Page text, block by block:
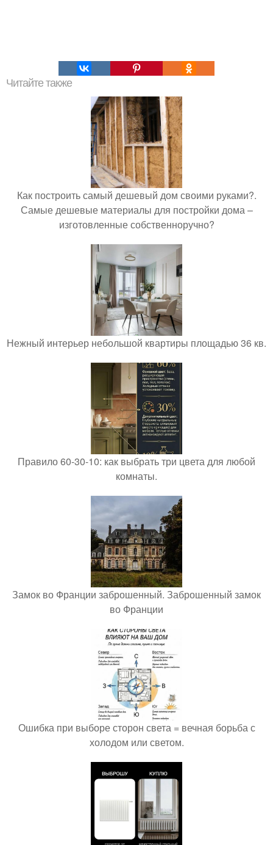
Читайте также
Как построить самый дешевый дом своими руками?.
Самые дешевые материалы для постройки дома –
изготовленные собственноручно?
Нежный интерьер небольшой квартиры площадью 36 кв.
Правило 60-30-10: как выбрать три цвета для любой
комнаты.
Замок во Франции заброшенный. Заброшенный замок
во Франции
Ошибка при выборе сторон света = вечная борьба с
холодом или светом.